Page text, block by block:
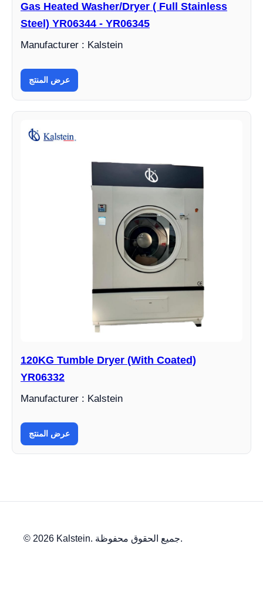
Gas Heated Washer/Dryer ( Full Stainless
Steel) YR06344 - YR06345
Manufacturer : Kalstein
عرض المنتج
120KG Tumble Dryer (With Coated)
YR06332
Manufacturer : Kalstein
عرض المنتج
© 2026 Kalstein. جميع الحقوق محفوظة.